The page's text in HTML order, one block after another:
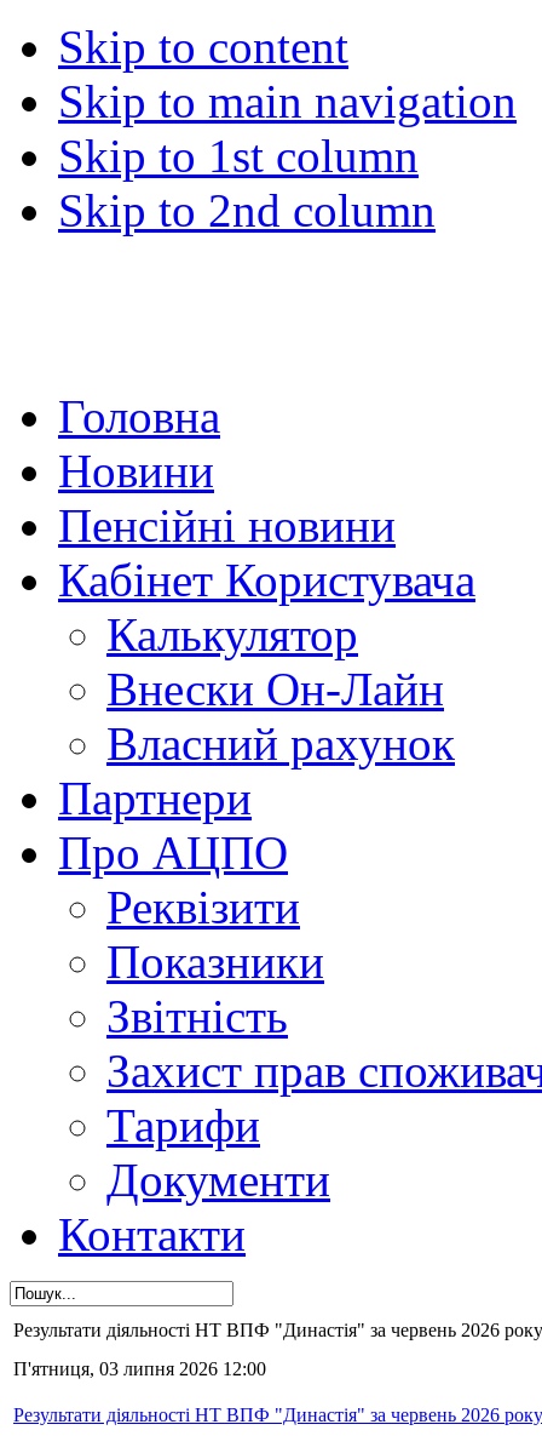
Skip to content
Skip to main navigation
Skip to 1st column
Skip to 2nd column
Головна
Новини
Пенсійні новини
Кабінет Користувача
Калькулятор
Внески Он-Лайн
Власний рахунок
Партнери
Про АЦПО
Реквізити
Показники
Звітність
Захист прав
Тарифи
Документи
Контакти
Результати діяльності НТ ВПФ "Династія" за червень 2026
П'ятниця, 03 липня 2026 12:00
Результати діяльності НТ ВПФ "Династія" за червень 2026